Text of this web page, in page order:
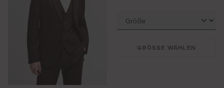
GRÖSSE WÄHLEN